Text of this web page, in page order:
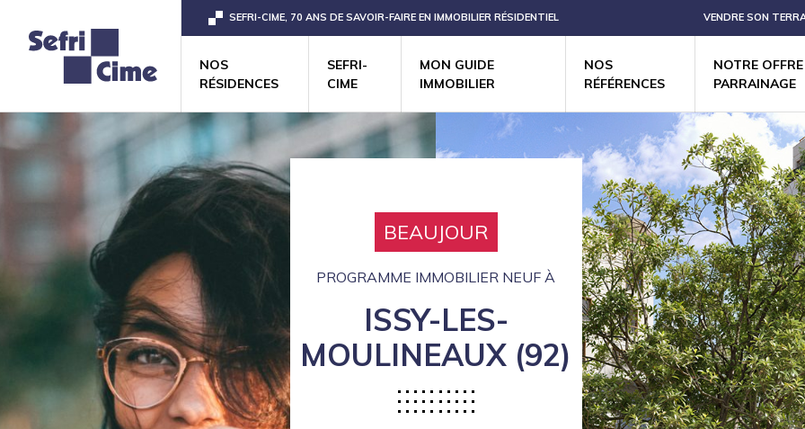
SEFRI-CIME, 70 ANS DE SAVOIR-FAIRE EN IMMOBILIER RÉSIDENTIEL VENDRE SON
NOS
RÉSIDENCES
SEFRI-
CIME
MON GUIDE
IMMOBILIER
NOS
RÉFÉRENCES
NOTRE
PARRAINAGE
BEAUJOUR
PROGRAMME IMMOBILIER NEUF À
ISSY-LES-
MOULINEAUX (92)